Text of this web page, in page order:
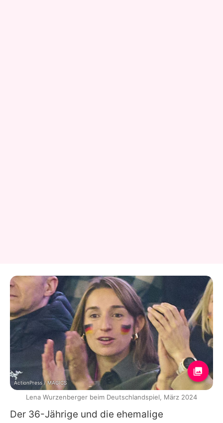
Der 36-Jährige und die ehemalige
ActionPress / MAGICS
Lena Wurzenberger beim Deutschlandspiel, März 2024